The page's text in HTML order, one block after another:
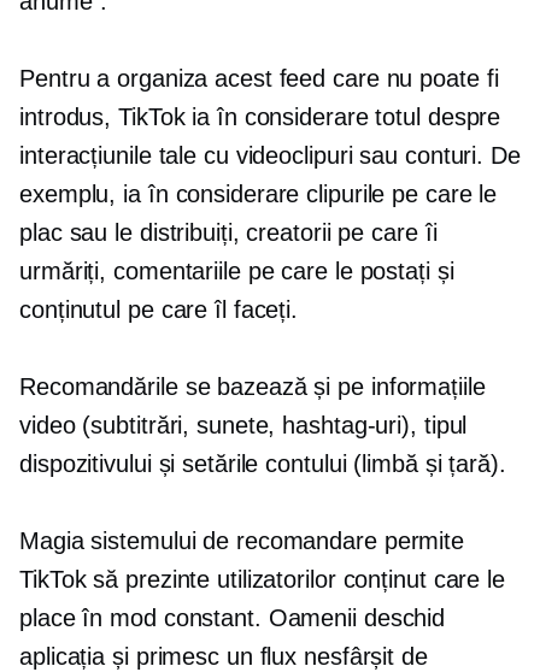
Pentru a organiza acest feed care nu poate fi
introdus, TikTok ia în considerare totul despre
interacțiunile tale cu videoclipuri sau conturi. De
exemplu, ia în considerare clipurile pe care le
plac sau le distribuiți, creatorii pe care îi
urmăriți, comentariile pe care le postați și
conținutul pe care îl faceți.
Recomandările se bazează și pe informațiile
video (subtitrări, sunete, hashtag-uri), tipul
dispozitivului și setările contului (limbă și țară).
Magia sistemului de recomandare permite
TikTok să prezinte utilizatorilor conținut care le
place în mod constant. Oamenii deschid
aplicația și primesc un flux nesfârșit de